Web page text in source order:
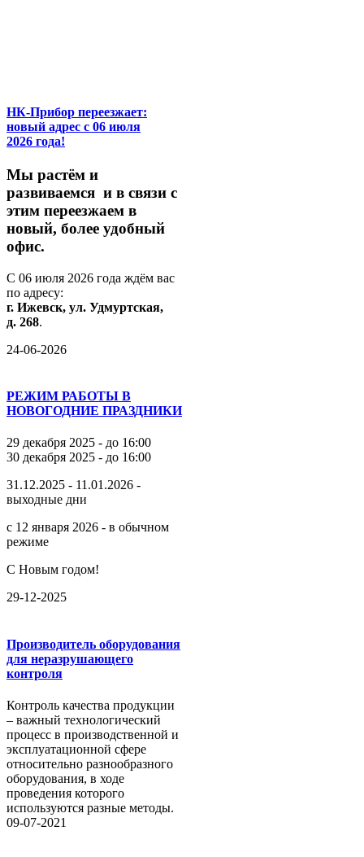
НК-Прибор переезжает:
новый адрес с 06 июля
2026 года!
Мы растём и
развиваемся и в связи с
этим переезжаем в
новый, более удобный
офис.
С 06 июля 2026 года ждём вас
по адресу:
г. Ижевск, ул. Удмуртская,
д. 268.
24-06-2026
РЕЖИМ РАБОТЫ В
НОВОГОДНИЕ ПРАЗДНИКИ
29 декабря 2025 - до 16:00
30 декабря 2025 - до 16:00
31.12.2025 - 11.01.2026 -
выходные дни
с 12 января 2026 - в обычном
режиме
С Новым годом!
29-12-2025
Производитель оборудования
для неразрушающего
контроля
Контроль качества продукции
– важный технологический
процесс в производственной и
эксплуатационной сфере
относительно разнообразного
оборудования, в ходе
проведения которого
используются разные методы.
09-07-2021